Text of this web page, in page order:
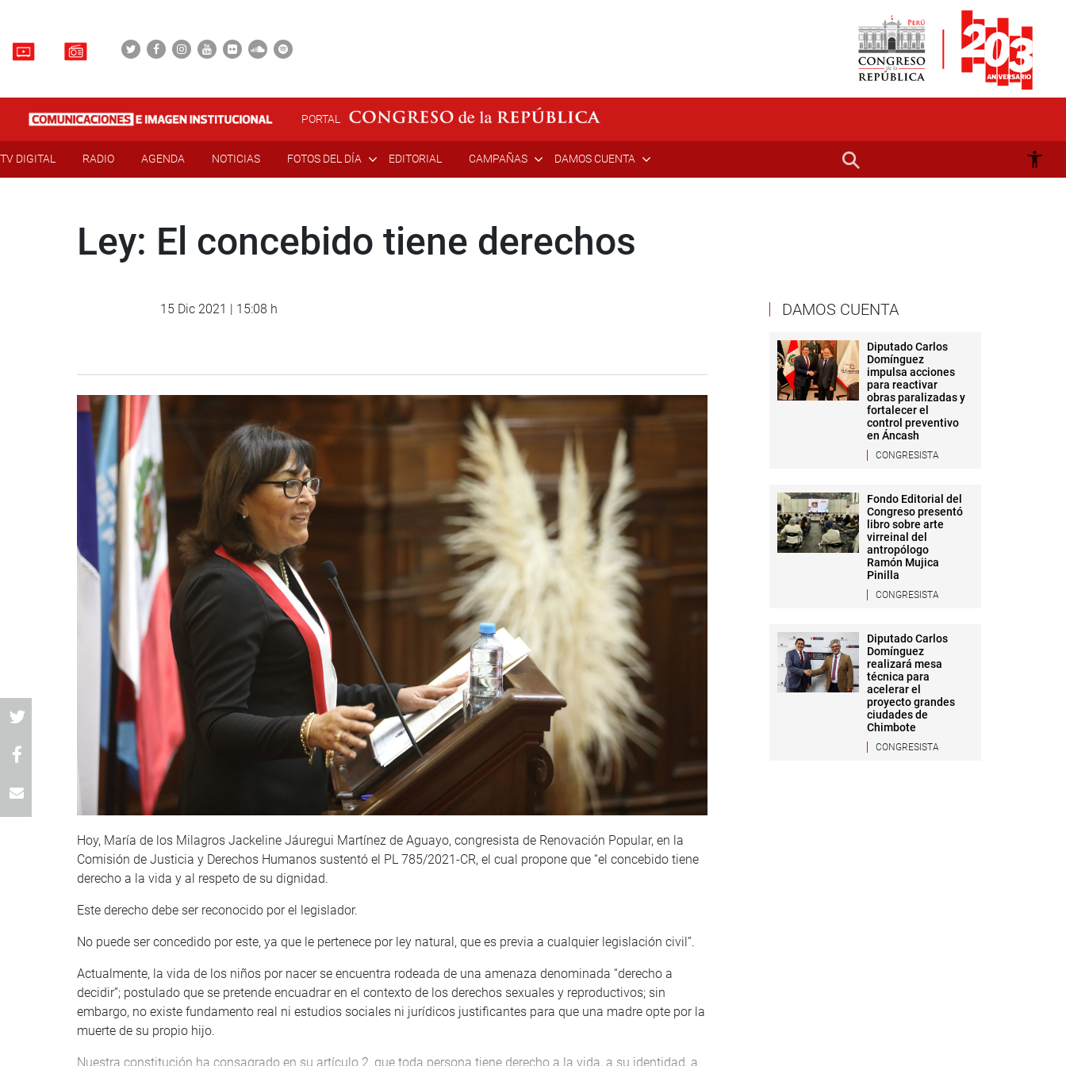
PORTAL
TV DIGITAL RADIO AGENDA NOTICIAS FOTOS DEL DÍA EDITORIAL CAMPAÑAS DAMOS CUENTA
Ley: El concebido tiene derechos
15 Dic 2021 | 15:08 h
Hoy, María de los Milagros Jackeline Jáuregui Martínez de Aguayo, congresista de Renovación Popular, en la
Comisión de Justicia y Derechos Humanos sustentó el PL 785/2021-CR, el cual propone que “el concebido tiene
derecho a la vida y al respeto de su dignidad.
Este derecho debe ser reconocido por el legislador.
No puede ser concedido por este, ya que le pertenece por ley natural, que es previa a cualquier legislación civil”.
Actualmente, la vida de los niños por nacer se encuentra rodeada de una amenaza denominada “derecho a
decidir”; postulado que se pretende encuadrar en el contexto de los derechos sexuales y reproductivos; sin
embargo, no existe fundamento real ni estudios sociales ni jurídicos justificantes para que una madre opte por la
muerte de su propio hijo.
Nuestra constitución ha consagrado en su artículo 2, que toda persona tiene derecho a la vida, a su identidad, a
DAMOS CUENTA
Diputado Carlos
Domínguez
impulsa acciones
para reactivar
obras paralizadas y
fortalecer el
control preventivo
en Áncash
CONGRESISTA
Fondo Editorial del
Congreso presentó
libro sobre arte
virreinal del
antropólogo
Ramón Mujica
Pinilla
CONGRESISTA
Diputado Carlos
Domínguez
realizará mesa
técnica para
acelerar el
proyecto grandes
ciudades de
Chimbote
CONGRESISTA